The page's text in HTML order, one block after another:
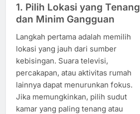
1. Pilih Lokasi yang Tenang
dan Minim Gangguan
Langkah pertama adalah memilih
lokasi yang jauh dari sumber
kebisingan. Suara televisi,
percakapan, atau aktivitas rumah
lainnya dapat menurunkan fokus.
Jika memungkinkan, pilih sudut
kamar yang paling tenang atau